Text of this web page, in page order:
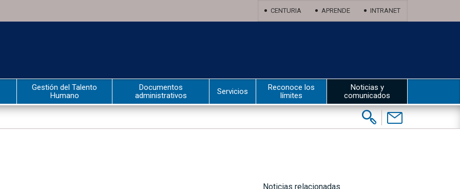
CENTURIA APRENDE INTRANET
Gestión del Talento
Humano
Documentos
administrativos
Servicios
Reconoce los
límites
Noticias y
comunicados
Buscar:
Contáctenos
Noticias relacionadas